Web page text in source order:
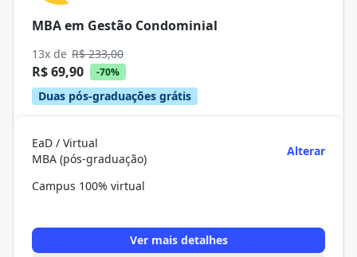
MBA em Gestão Condominial
13x de R$ 233,00
R$ 69,90 -70%
Duas pós-graduações grátis
EaD / Virtual
MBA (pós-graduação)
Alterar
Campus 100% virtual
Ver mais detalhes